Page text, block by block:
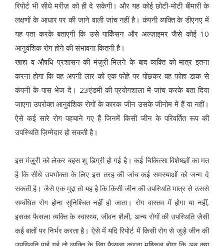
रिपोर्ट भी सीधे मरीज़ को ही दे सकेगी। और यह कोई छोटी-मोटी बीमारी के
लक्षणों के आधार पर की जाने वाली जांच नहीं है। कंपनी व्यक्ति के डीएनए में
यह पता करके बताएगी कि उसे पार्किंसन और अल्ज़ाइमर जैसे कोई 10
आनुवंशिक रोग होने की संभावना कितनी है।
खाद्य व औषधि प्रशासन की मंज़ूरी मिलने के बाद व्यक्ति को मात्र इतना
करना होगा कि वह अपनी लार को एक फोहे पर पोंछकर वह फोहा डाक से
कंपनी के पास भेज दे। 23एंडमी की प्रयोगशाला में जांच करके बता दिया
जाएगा उपरोक्त आनुवंशिक रोगों के कारक जीन उसके जीनोम में हैं या नहीं।
ऐसे कई सारे रोग पहचाने गए हैं जिनमें किसी जीन के परिवर्तित रूप की
उपस्थिति ज़िम्मेदार हो सकती है।
इस मंज़ूरी को लेकर बहस शु डिग्री हो गई है। कई चिकित्सा विशेषज्ञों का मत
है कि सीधे उपभोक्ता के लिए इस तरह की जांच कई समस्याओं को जन्म दे
सकती है। जैसे एक मुद्दा तो यह है कि किसी जीन की उपस्थिति मात्र से उससे
सम्बंधित रोग होना सुनिश्चित नहीं हो जाता। रोग वास्तव में होगा या नहीं,
इसका फैसला व्यक्ति के स्वास्थ्य, जीवन शैली, अन्य रोगों की उपस्थिति जैसी
कई बातों पर निर्भर करता है। ऐसे में यदि रिपोर्ट में किसी रोग से जुड़े जीन की